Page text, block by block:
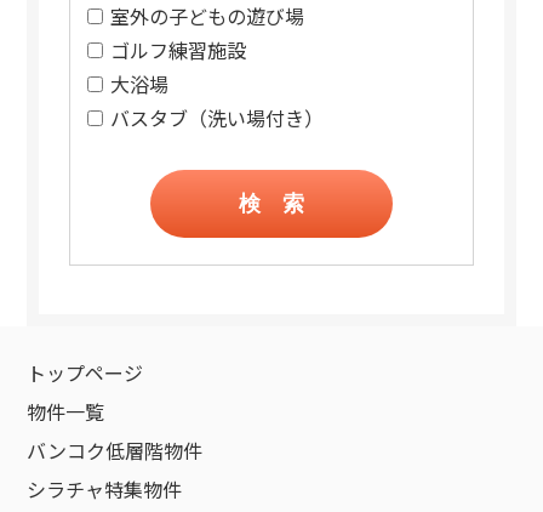
室外の子どもの遊び場
ゴルフ練習施設
大浴場
バスタブ（洗い場付き）
検 索
トップページ
物件一覧
バンコク低層階物件
シラチャ特集物件